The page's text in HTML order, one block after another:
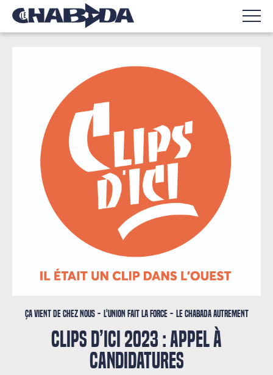
Ça vient de chez nous L'union fait la force Le Chabada autrement
CLIPS D’ICI 2023 : APPEL À
CANDIDATURES